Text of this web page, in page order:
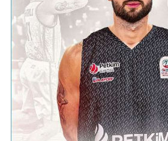
DÜNYA
MAGAZİN
GALERİ
VİDEO
YAZARLAR
BİZE